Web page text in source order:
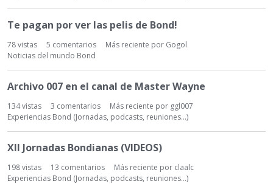
Te pagan por ver las pelis de Bond!
78vistas 5 comentarios Más reciente por Gogol
Noticias del mundo Bond
Archivo 007 en el canal de Master Wayne
134vistas 3 comentarios Más reciente por ggl007
Experiencias Bond (Jornadas, podcasts, reuniones...)
XII Jornadas Bondianas (VIDEOS)
198vistas 13 comentarios Más reciente por claalc
Experiencias Bond (Jornadas, podcasts, reuniones...)